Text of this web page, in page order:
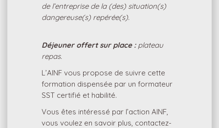
de l’entreprise de la (des) situation(s)
dangereuse(s) repérée(s).
Déjeuner offert sur place :plateau
repas.
L’AINF vous propose de suivre cette
formation dispensée par un formateur
SST certifié et habilité.
Vous êtes intéressé par l’action AINF,
vous voulez en savoir plus, contactez-